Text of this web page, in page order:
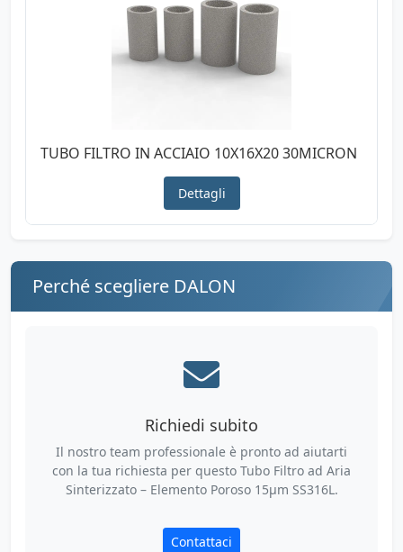
TUBO FILTRO IN ACCIAIO 10X16X20 30MICRON
Dettagli
Perché scegliere DALON
Richiedi subito
Il nostro team professionale è pronto ad aiutarti
con la tua richiesta per questo Tubo Filtro ad Aria
Sinterizzato – Elemento Poroso 15µm SS316L.
Contattaci